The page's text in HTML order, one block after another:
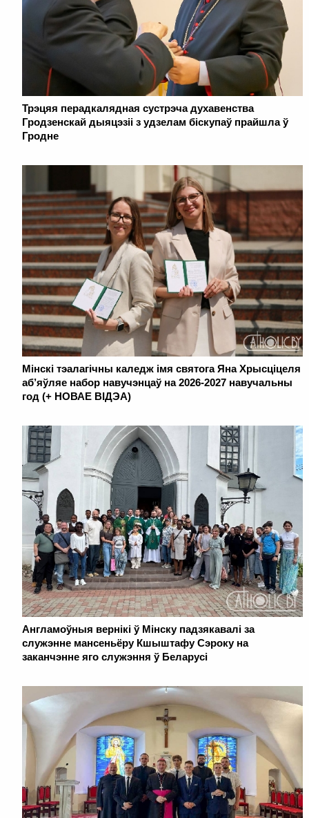
Трэцяя перадкалядная сустрэча духавенства
Гродзенскай дыяцэзіі з удзелам біскупаў прайшла ў
Гродне
Мінскі тэалагічны каледж імя святога Яна Хрысціцеля
аб’яўляе набор навучэнцаў на 2026-2027 навучальны
год (+ НОВАЕ ВІДЭА)
Англамоўныя вернікі ў Мінску падзякавалі за
служэнне мансеньёру Кшыштафу Сэроку на
заканчэнне яго служэння ў Беларусі